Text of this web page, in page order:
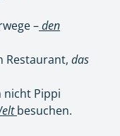
–den
Restaurant, das
Pippi
besuchen.